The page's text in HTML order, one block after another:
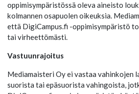
oppimisympäristössä oleva aineisto
kolmannen osapuolen oikeuksia.
että DigiCampus.fi -oppimisympäristö
tai virheettömästi.
Vastuunrajoitus
Mediamaisteri Oy ei vastaa vahinkojen
suorista tai epäsuorista vahingoista,